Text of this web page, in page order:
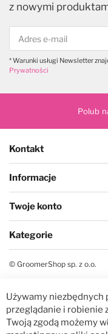
z nowymi
* Warunki usługi Newsletter
Prywatności
Polub
Kontakt
Informacje
Twoje konto
Kategorie
© GroomerShop sp. z o.o.
Używamy niezbędnych
przeglądanie i robienie
Twoją zgodą możemy